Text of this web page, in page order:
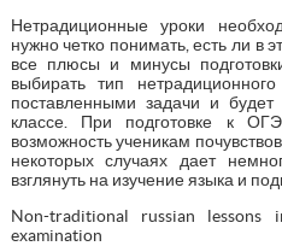
Нетрадиционные уроки
нужно четко понимать, есть ли в
все плюсы и минусы
выбирать тип
поставленными задачи и
классе. При подготовке к
возможность ученикам
некоторых случаях дает
взглянуть на изучение языка и
Non-traditional russian
examination